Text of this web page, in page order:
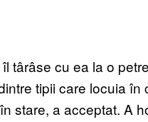
târâse cu ea la o
tipii care locuia
stare, a acceptat. A